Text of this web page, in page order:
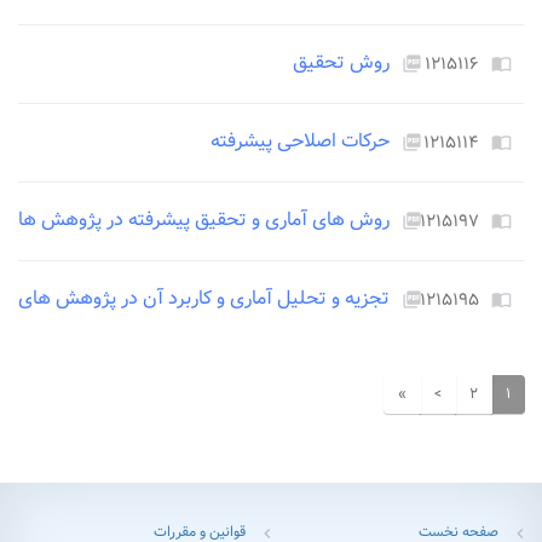
import_contacts ۱۲۱۵۱۱۶ picture_as_pdf روش تحقیق
import_contacts ۱۲۱۵۱۱۴picture_as_pdf حرکات اصلاحی پیشرفته
import_contacts ۱۲۱۵۱۹۷picture_as_pdf روش های آماری و تحقیق پیشرفته در پژوهش های
import_contacts ۱۲۱۵۱۹۵picture_as_pdf تجزیه و تحلیل آماری و کاربرد آن در پژوهش های
۱ ۲ >
»
chevron_left صفحه نخست chevron_left قوانین و مقررات